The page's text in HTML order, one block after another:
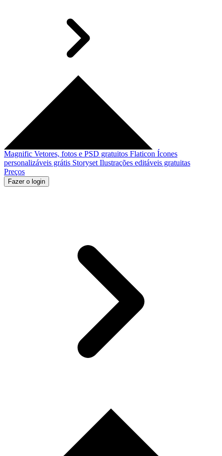
Magnific Vetores, fotos e PSD gratuitos Flaticon Ícones
personalizáveis grátis Storyset Ilustrações editáveis gratuitas
Preços
Fazer o login